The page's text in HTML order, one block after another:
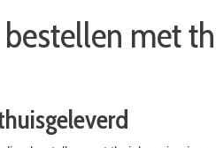
met